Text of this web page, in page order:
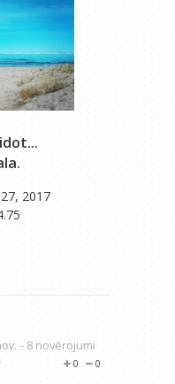
2017
- 8 novērojumi
0
0